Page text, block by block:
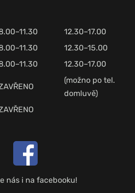
12.30–17.00
12.30–15.00
12.30–17.00
(možno po tel.
domluvě)
nás i na facebooku!